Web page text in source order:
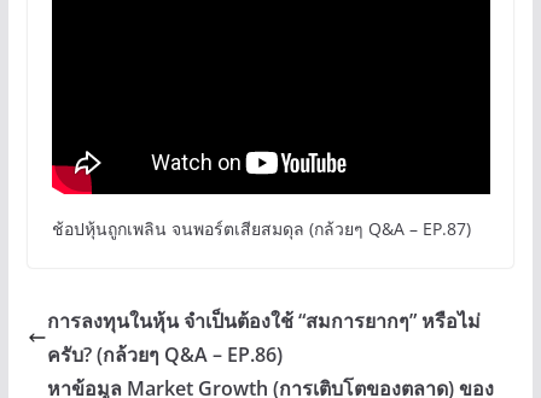
ช้อปหุ้นถูกเพลิน จนพอร์ตเสียสมดุล (กล้วยๆ Q&A – EP.87)
การลงทุนในหุ้น จำเป็นต้องใช้ “สมการยากๆ” หรือไม่
ครับ? (กล้วยๆ Q&A – EP.86)
หาข้อมูล Market Growth (การเติบโตของตลาด) ของ